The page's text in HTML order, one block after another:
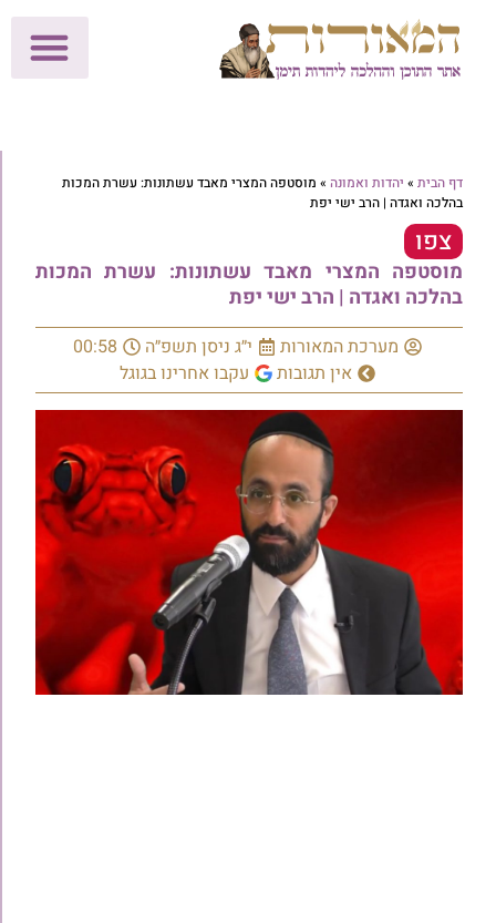
דף הבית » יהדות ואמונה » מוסטפה המצרי מאבד עשתונות: עשרת המכות
בהלכה ואגדה | הרב ישי יפת
צפו
מוסטפה המצרי מאבד עשתונות: עשרת המכות
בהלכה ואגדה | הרב ישי יפת
מערכת המאורות י״ג ניסן תשפ״ה
00:58
אין תגובות
עקבו אחרינו בגוגל